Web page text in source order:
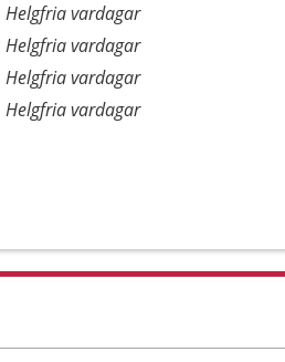
Helgfria vardagar
Helgfria vardagar
Helgfria vardagar
Helgfria vardagar